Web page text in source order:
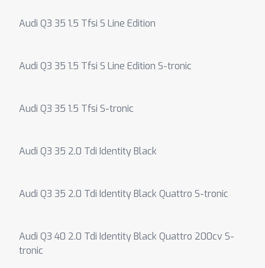
Audi Q3 35 1.5 Tfsi S Line Edition
Audi Q3 35 1.5 Tfsi S Line Edition S-tronic
Audi Q3 35 1.5 Tfsi S-tronic
Audi Q3 35 2.0 Tdi Identity Black
Audi Q3 35 2.0 Tdi Identity Black Quattro S-tronic
Audi Q3 40 2.0 Tdi Identity Black Quattro 200cv S-
tronic